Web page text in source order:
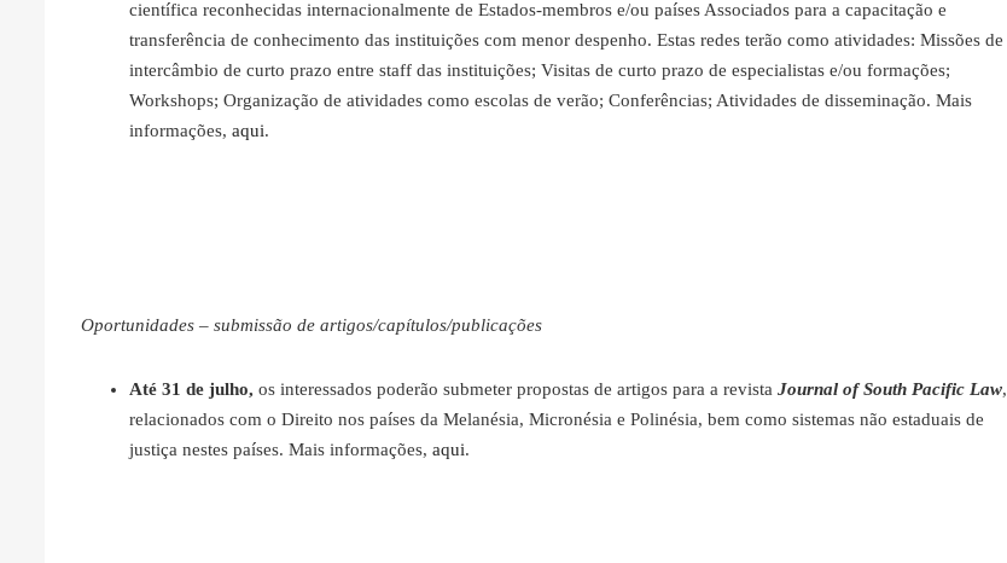
científica reconhecidas internacionalmente de Estados-membros e/ou países Associados para a capacitação e
transferência de conhecimento das instituições com menor despenho. Estas redes terão como atividades: Missões de
intercâmbio de curto prazo entre staff das instituições; Visitas de curto prazo de especialistas e/ou formações;
Workshops; Organização de atividades como escolas de verão; Conferências; Atividades de disseminação. Mais
informações, aqui.
Oportunidades – submissão de artigos/capítulos/publicações
Até 31 de julho, os interessados poderão submeter propostas de artigos para a revista Journal of South Pacific Law,
relacionados com o Direito nos países da Melanésia, Micronésia e Polinésia, bem como sistemas não estaduais de
justiça nestes países. Mais informações, aqui.